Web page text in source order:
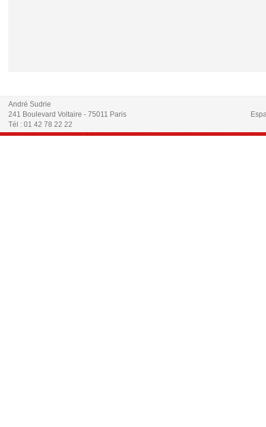
André Sudrie
241 Boulevard Voltaire - 75011 Paris
Tél : 01 42 78 22 22